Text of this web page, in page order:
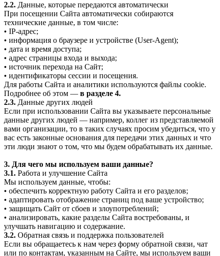
2.2. Данные, которые передаются автоматически
При посещении Сайта автоматически собираются
технические данные, в том числе:
• IP-адрес;
• информация о браузере и устройстве (User-Agent);
• дата и время доступа;
• адрес страницы входа и выхода;
• источник перехода на Сайт;
• идентификаторы сессии и посещения.
Для работы Сайта и аналитики используются файлы cookie.
Подробнее об этом — в разделе 4.
2.3. Данные других людей
Если при использовании Сайта вы указываете персональные
данные других людей — например, коллег из представляемой
вами организации, то в таких случаях просим убедиться, что у
вас есть законные основания для передачи этих данных и что
эти люди знают о том, что мы будем обрабатывать их данные.
3. Для чего мы используем ваши данные?
3.1. Работа и улучшение Сайта
Мы используем данные, чтобы:
• обеспечить корректную работу Сайта и его разделов;
• адаптировать отображение страниц под ваше устройство;
• защищать Сайт от сбоев и злоупотреблений;
• анализировать, какие разделы Сайта востребованы, и
улучшать навигацию и содержание.
3.2. Обратная связь и поддержка пользователей
Если вы обращаетесь к нам через форму обратной связи, чат
или по контактам, указанным на Сайте, мы используем ваши